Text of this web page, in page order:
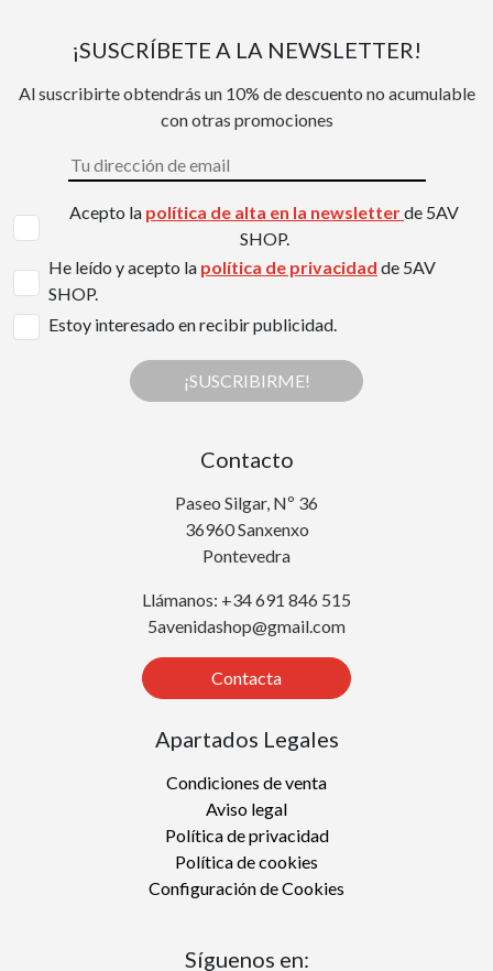
¡SUSCRÍBETE A LA NEWSLETTER!
Al suscribirte obtendrás un 10% de descuento no acumulable
con otras promociones
Acepto la política de alta en la newsletterde 5AV
SHOP.
He leído y acepto la política de privacidad de 5AV
SHOP.
Estoy interesado en recibir publicidad.
¡SUSCRIBIRME!
Contacto
Paseo Silgar, Nº 36
36960 Sanxenxo
Pontevedra
Llámanos: +34 691 846 515
5avenidashop@gmail.com
Contacta
Apartados Legales
Condiciones de venta
Aviso legal
Política de privacidad
Política de cookies
Configuración de Cookies
Síguenos en: